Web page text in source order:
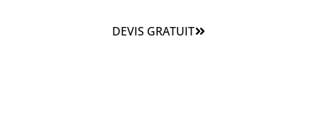
DEVIS GRATUIT